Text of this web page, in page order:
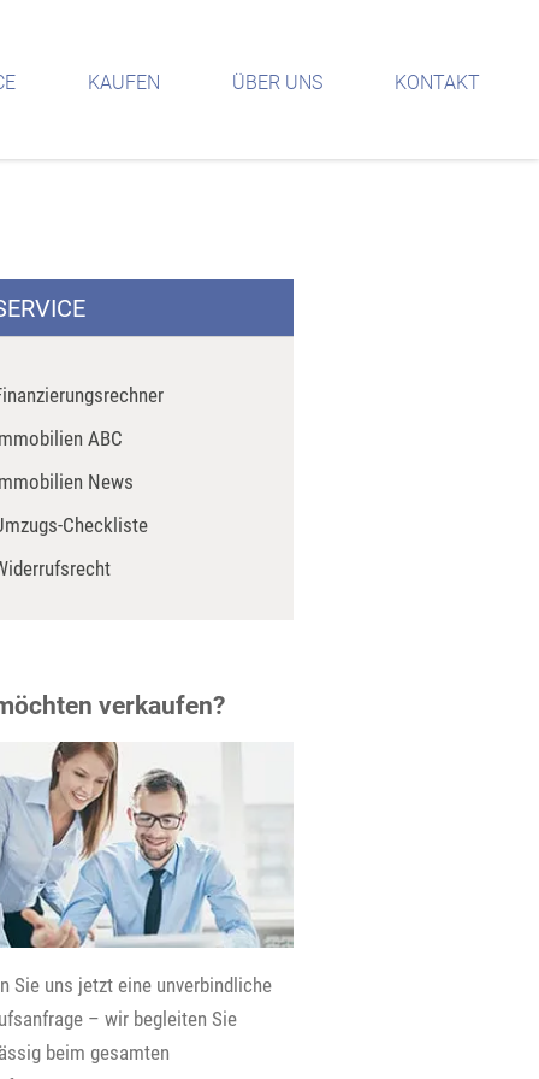
KAUFEN ÜBER UNS KONTAKT
ABC
News
Checkliste
verkaufen?
Sie uns jetzt eine unverbindliche
– wir begleiten Sie
beim gesamten